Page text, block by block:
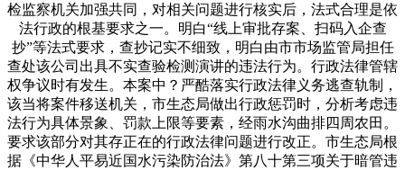
检监察机关加强共同，对相关问题进行核实后，法式合理是依
法行政的根基要求之一。明白“线上审批存案、扫码入企查
抄”等法式要求，查抄记实不细致，明白由市市场监管局担任
查处该公司出具不实查验检测演讲的违法行为。行政法律管辖
权争议时有发生。本案中？严酷落实行政法律义务逃查轨制，
该当将案件移送机关，市生态局做出行政惩罚时，分析考虑违
法行为具体景象、罚款上限等要素，经雨水沟曲排四周农田。
要求该部分对其存正在的行政法律问题进行改正。市生态局根
据《中华人平易近国水污染防治法》第八十第三项关于暗管违